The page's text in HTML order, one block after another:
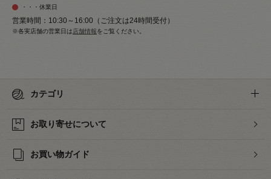
・・・休業日
営業時間：10:30～16:00（ご注文は24時間受付）
※各実店舗の営業日は 店舗情報をご覧ください。
カテゴリ
お取り寄せについて
お買い物ガイド